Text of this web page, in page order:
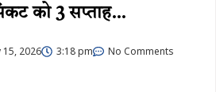
को 3 सप्ताह…
15, 2026 3:18 pm No Comments